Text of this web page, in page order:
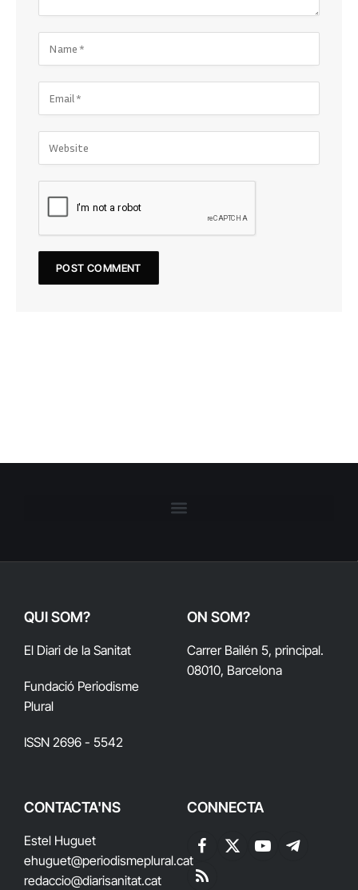
QUI SOM?
El Diari de la Sanitat
Fundació Periodisme
Plural
ISSN 2696 - 5542
ON SOM?
Carrer Bailén 5, principal.
08010, Barcelona
CONTACTA'NS
Estel Huguet
ehuguet@periodismeplural.cat
redaccio@diarisanitat.cat
CONNECTA
Facebook
X
YouTubeTelegram
RSS